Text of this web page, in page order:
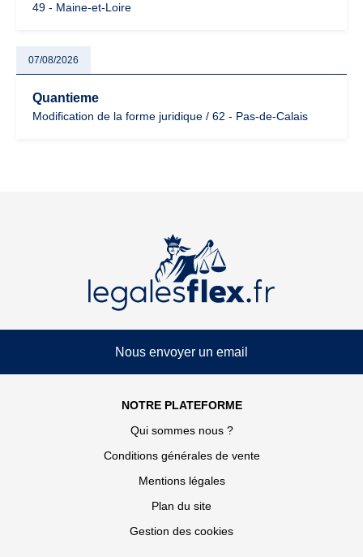
49 - Maine-et-Loire
07/08/2026
Quantieme
Modification de la forme juridique / 62 - Pas-de-Calais
Nous envoyer un email
NOTRE PLATEFORME
Qui sommes nous ?
Conditions générales de vente
Mentions légales
Plan du site
Gestion des cookies